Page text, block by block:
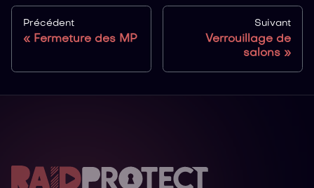
Précédent
Fermeture des MP
Suivant
Verrouillage de
salons